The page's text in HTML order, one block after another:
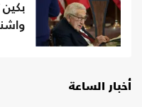
أخبار الساعة